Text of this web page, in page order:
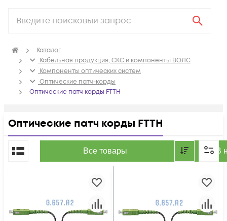
Каталог
Кабельная продукция, СКС и компоненты ВОЛС
Компоненты оптических систем
Оптические патч-корды
Оптические патч корды FTTH
Оптические патч корды FTTH
Все товары В
По популярности